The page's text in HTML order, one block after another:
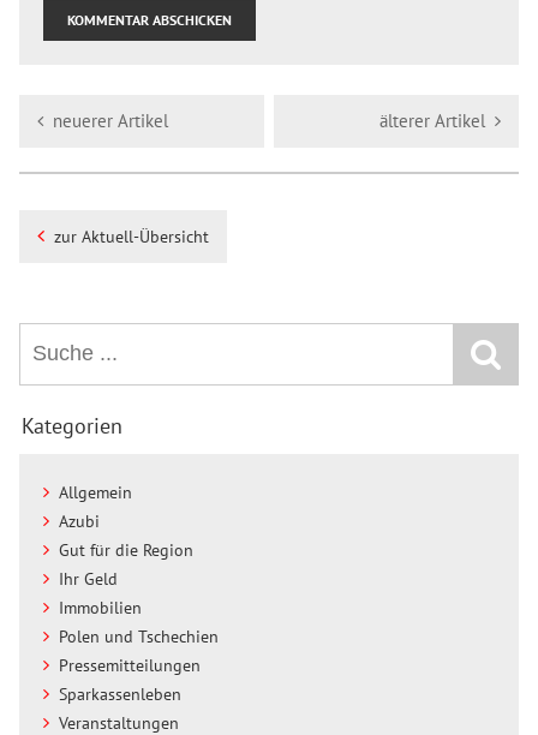
neuerer Artikel älterer Artikel
zur Aktuell-Übersicht
Kategorien
Allgemein
Azubi
Gut für die Region
Ihr Geld
Immobilien
Polen und Tschechien
Pressemitteilungen
Sparkassenleben
Veranstaltungen